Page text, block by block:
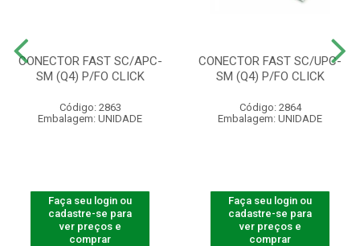
CONECTOR FAST SC/APC-
SM (Q4) P/FO CLICK
Código: 2863
Embalagem: UNIDADE
Faça seu login ou
cadastre-se para
ver preços e
comprar
CONECTOR FAST SC/UPC-
SM (Q4) P/FO CLICK
Código: 2864
Embalagem: UNIDADE
Faça seu login ou
cadastre-se para
ver preços e
comprar